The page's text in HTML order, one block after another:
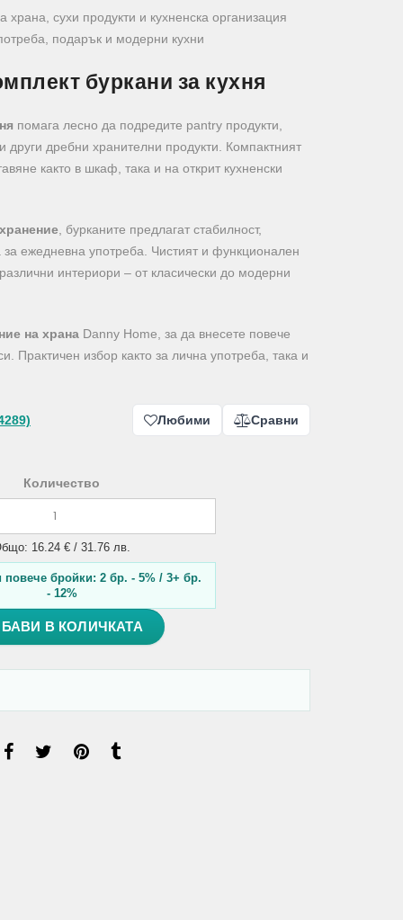
сухи продукти и кухненска организация
подарък и модерни кухни
буркани за кухня
помага лесно да подредите pantry продукти,
други дребни хранителни продукти. Компактният
както в шкаф, така и на открит кухненски
, бурканите предлагат стабилност,
за ежедневна употреба. Чистият и функционален
интериори – от класически до модерни
на храна Danny Home, за да внесете повече
Практичен избор както за лична употреба, така и
Любими Сравни
Количество
16.24 € / 31.76 лв.
повече бройки: 2 бр. - 5% / 3+ бр.
- 12%
В КОЛИЧКАТА